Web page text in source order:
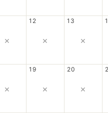
×
12
×
13
×
×
19
×
20
×